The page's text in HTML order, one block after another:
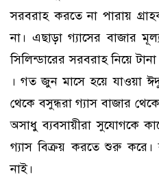
সরবরাহ করতে না পারায়
না। এছাড়া গ্যাসের বাজার
সিলিন্ডারের সরবরাহ নিয়ে
। গত জুন মাসে হয়ে যাওয়া
থেকে বসুন্ধরা গ্যাস বাজার
অসাধু ব্যবসায়ীরা সুযোগকে
গ্যাস বিক্রয় করতে শুরু করে।
নাই।